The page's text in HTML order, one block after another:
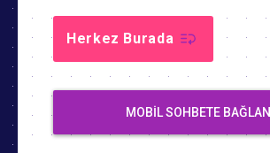
Herkez Burada
MOBIL SOHBETE BAĞLAN